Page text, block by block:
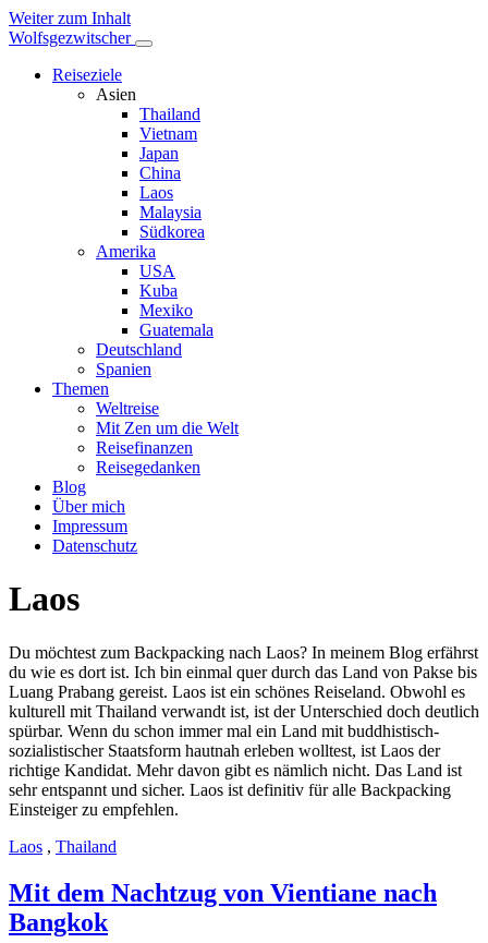
Weiter zum Inhalt
Wolfsgezwitscher
Reiseziele
Asien
Thailand
Vietnam
Japan
China
Laos
Malaysia
Südkorea
Amerika
USA
Kuba
Mexiko
Guatemala
Deutschland
Spanien
Themen
Weltreise
Mit Zen um die Welt
Reisefinanzen
Reisegedanken
Blog
Über mich
Impressum
Datenschutz
Laos
Du möchtest zum Backpacking nach Laos? In meinem Blog erfährst
du wie es dort ist. Ich bin einmal quer durch das Land von Pakse bis
Luang Prabang gereist. Laos ist ein schönes Reiseland. Obwohl es
kulturell mit Thailand verwandt ist, ist der Unterschied doch deutlich
spürbar. Wenn du schon immer mal ein Land mit buddhistisch-
sozialistischer Staatsform hautnah erleben wolltest, ist Laos der
richtige Kandidat. Mehr davon gibt es nämlich nicht. Das Land ist
sehr entspannt und sicher. Laos ist definitiv für alle Backpacking
Einsteiger zu empfehlen.
Laos , Thailand
Mit dem Nachtzug von Vientiane nach
Bangkok